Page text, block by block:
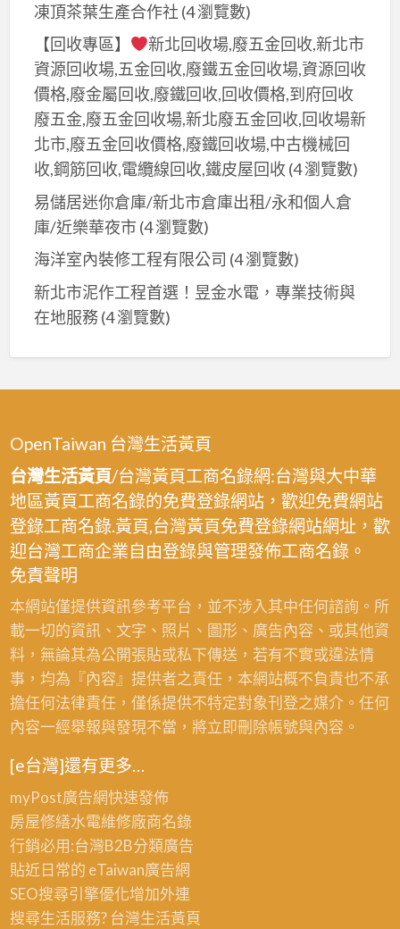
凍頂茶葉生產合作社 (4 瀏覽數)
【回收專區】
新北回收場,廢五金回收,新北市
資源回收場,五金回收,廢鐵五金回收場,資源回收
價格,廢金屬回收,廢鐵回收,回收價格,到府回收
廢五金,廢五金回收場,新北廢五金回收,回收場新
北市,廢五金回收價格,廢鐵回收場,中古機械回
收,鋼筋回收,電纜線回收,鐵皮屋回收(4 瀏覽數)
易儲居迷你倉庫/新北市倉庫出租/永和個人倉
庫/近樂華夜市(4 瀏覽數)
海洋室內裝修工程有限公司 (4 瀏覽數)
新北市泥作工程首選！昱金水電，專業技術與
在地服務(4 瀏覽數)
OpenTaiwan 台灣生活黃頁
台灣生活黃頁/台灣黃頁工商名錄網:台灣與大中華
地區黃頁工商名錄的免費登錄網站，歡迎免費網站
登錄工商名錄.黃頁,台灣黃頁免費登錄網站網址，歡
迎台灣工商企業自由登錄與管理發佈工商名錄。
免責聲明
本網站僅提供資訊參考平台，並不涉入其中任何諮詢。所
載一切的資訊、文字、照片、圖形、廣告內容、或其他資
料，無論其為公開張貼或私下傳送，若有不實或違法情
事，均為『內容』提供者之責任，本網站概不負責也不承
擔任何法律責任，僅係提供不特定對象刊登之媒介。任何
內容一經舉報與發現不當，將立即刪除帳號與內容。
[e台灣]還有更多…
myPost廣告網快速發佈
房屋修繕水電維修廠商名錄
行銷必用:台灣B2B分類廣告
貼近日常的 eTaiwan廣告網
SEO搜尋引擎優化增加外連
搜尋生活服務? 台灣生活黃頁